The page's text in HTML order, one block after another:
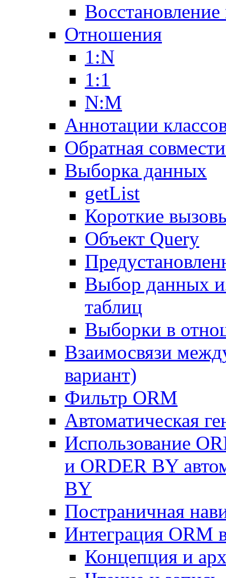
Отношения
1:N
1:1
N:M
Аннотации
Обратная
Выборка данных
getList
Короткие
Объект Query
Выбор данных
таблиц
Выборки в
Взаимосвязи
вариант)
Фильтр ORM
Автоматическая
Использование
и ORDER BY
BY
Постраничная
Интеграция ORM
Концепция и